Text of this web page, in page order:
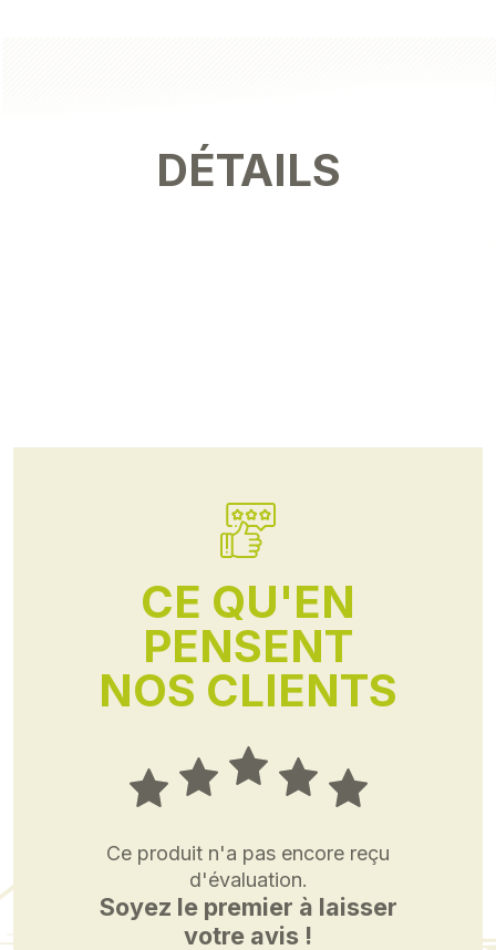
DÉTAILS
CE QU'EN
PENSENT
NOS CLIENTS
Ce produit n'a pas encore reçu
d'évaluation.
Soyez le premier à laisser
votre avis !